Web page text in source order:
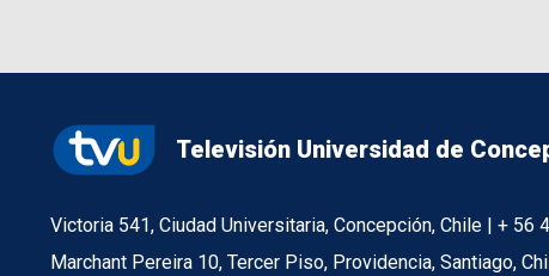
Televisión Universidad de
Victoria 541, Ciudad Universitaria, Concepción, Chile | + 56
Marchant Pereira 10, Tercer Piso, Providencia, Santiago,